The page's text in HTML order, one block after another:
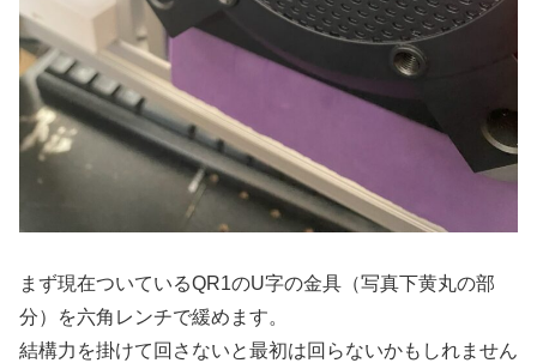
まず現在ついているQR1のU字の金具（写真下黄丸の部
分）を六角レンチで緩めます。
結構力を掛けて回さないと最初は回らないかもしれません